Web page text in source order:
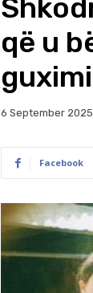
që u
6 September 2025
Facebook